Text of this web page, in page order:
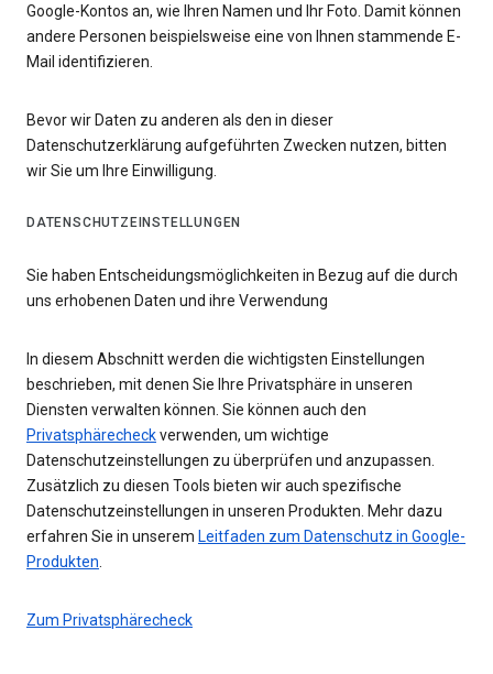
Google-Kontos an, wie Ihren Namen und Ihr Foto. Damit können
andere Personen beispielsweise eine von Ihnen stammende E-
Mail identifizieren.
Bevor wir Daten zu anderen als den in dieser
Datenschutzerklärung aufgeführten Zwecken nutzen, bitten
wir Sie um Ihre Einwilligung.
DATENSCHUTZEINSTELLUNGEN
Sie haben Entscheidungsmöglichkeiten in Bezug auf die durch
uns erhobenen Daten und ihre Verwendung
In diesem Abschnitt werden die wichtigsten Einstellungen
beschrieben, mit denen Sie Ihre Privatsphäre in unseren
Diensten verwalten können. Sie können auch den
Privatsphärecheckverwenden, um wichtige
Datenschutzeinstellungen zu überprüfen und anzupassen.
Zusätzlich zu diesen Tools bieten wir auch spezifische
Datenschutzeinstellungen in unseren Produkten. Mehr dazu
erfahren Sie in unserem Leitfaden zum Datenschutz in Google-
Produkten
Zum Privatsphärecheck